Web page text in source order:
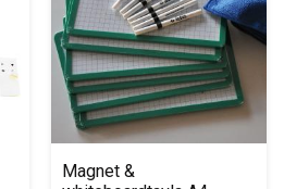
Magnet &